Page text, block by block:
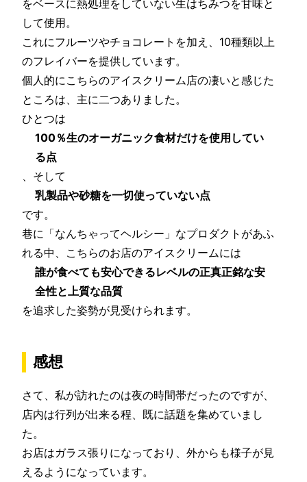
をベースに熱処理をしていない生はちみつを甘味と
して使用。
これにフルーツやチョコレートを加え、10種類以上
のフレイバーを提供しています。
個人的にこちらのアイスクリーム店の凄いと感じた
ところは、主に二つありました。
ひとつは
100％生のオーガニック食材だけを使用してい
る点
、そして
乳製品や砂糖を一切使っていない点
です。
巷に「なんちゃってヘルシー」なプロダクトがあふ
れる中、こちらのお店のアイスクリームには
誰が食べても安心できるレベルの正真正銘な安
全性と上質な品質
を追求した姿勢が見受けられます。
感想
さて、私が訪れたのは夜の時間帯だったのですが、
店内は行列が出来る程、既に話題を集めていまし
た。
お店はガラス張りになっており、外からも様子が見
えるようになっています。